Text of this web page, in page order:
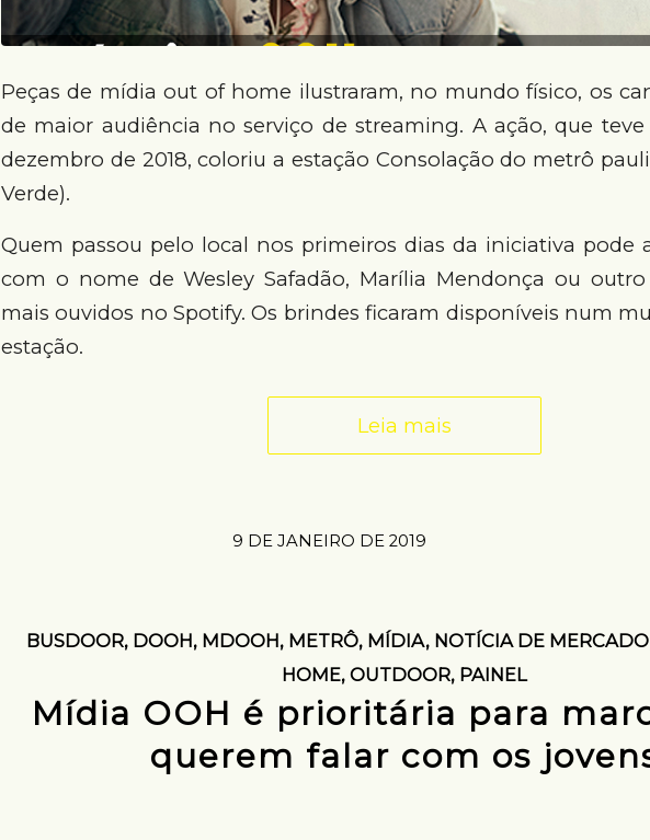
Peças de mídia out of home ilustraram, no mundo físico, os
de maior audiência no serviço de streaming. A ação, que
dezembro de 2018, coloriu a estação Consolação do metrô
Verde).
Quem passou pelo local nos primeiros dias da iniciativa pode
com o nome de Wesley Safadão, Marília Mendonça ou
mais ouvidos no Spotify. Os brindes ficaram disponíveis num
estação.
Leia mais
9 DE JANEIRO DE 2019
BUSDOOR, DOOH, MDOOH, METRÔ, MÍDIA, NOTÍCIA DE MERCADO
HOME, OUTDOOR, PAINEL
Mídia OOH é prioritária para
querem falar com os